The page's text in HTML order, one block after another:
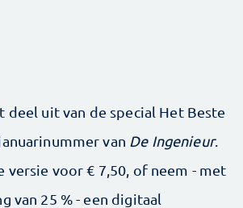
deel uit van de special Het Beste
van De Ingenieur.
versie voor € 7,50, of neem - met
van 25 % - een digitaal